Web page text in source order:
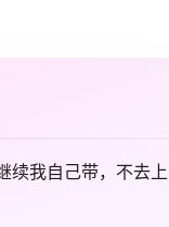
续我自己带，不去上